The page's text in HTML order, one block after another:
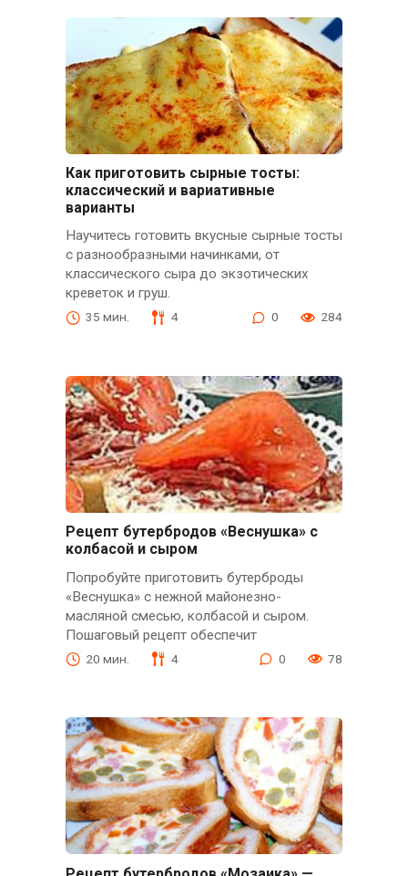
Как приготовить сырные тосты:
классический и вариативные
варианты
Научитесь готовить вкусные сырные тосты
с разнообразными начинками, от
классического сыра до экзотических
креветок и груш.
35 мин. 4 0 284
Рецепт бутербродов «Веснушка» с
колбасой и сыром
Попробуйте приготовить бутерброды
«Веснушка» с нежной майонезно-
масляной смесью, колбасой и сыром.
Пошаговый рецепт обеспечит
20 мин. 4 0 78